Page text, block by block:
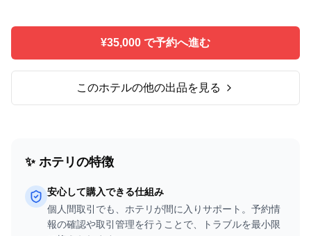
¥35,000 で予約へ進む
このホテルの他の出品を見る
✨ ホテリの特徴
安心して購入できる仕組み
個人間取引でも、ホテリが間に入りサポート。予約情
報の確認や取引管理を行うことで、トラブルを最小限